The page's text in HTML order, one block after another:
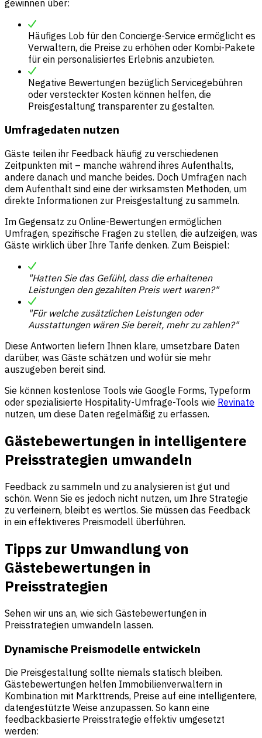
gewinnen über:
Häufiges Lob für den Concierge-Service ermöglicht es
Verwaltern, die Preise zu erhöhen oder Kombi-Pakete
für ein personalisiertes Erlebnis anzubieten.
Negative Bewertungen bezüglich Servicegebühren
oder versteckter Kosten können helfen, die
Preisgestaltung transparenter zu gestalten.
Umfragedaten nutzen
Gäste teilen ihr Feedback häufig zu verschiedenen
Zeitpunkten mit – manche während ihres Aufenthalts,
andere danach und manche beides. Doch Umfragen nach
dem Aufenthalt sind eine der wirksamsten Methoden, um
direkte Informationen zur Preisgestaltung zu sammeln.
Im Gegensatz zu Online-Bewertungen ermöglichen
Umfragen, spezifische Fragen zu stellen, die aufzeigen, was
Gäste wirklich über Ihre Tarife denken. Zum Beispiel:
"Hatten Sie das Gefühl, dass die erhaltenen
Leistungen den gezahlten Preis wert waren?"
"Für welche zusätzlichen Leistungen oder
Ausstattungen wären Sie bereit, mehr zu zahlen?"
Diese Antworten liefern Ihnen klare, umsetzbare Daten
darüber, was Gäste schätzen und wofür sie mehr
auszugeben bereit sind.
Sie können kostenlose Tools wie Google Forms, Typeform
oder spezialisierte Hospitality-Umfrage-Tools wie Revinate
nutzen, um diese Daten regelmäßig zu erfassen.
Gästebewertungen in intelligentere
Preisstrategien umwandeln
Feedback zu sammeln und zu analysieren ist gut und
schön. Wenn Sie es jedoch nicht nutzen, um Ihre Strategie
zu verfeinern, bleibt es wertlos. Sie müssen das Feedback
in ein effektiveres Preismodell überführen.
Tipps zur Umwandlung von
Gästebewertungen in
Preisstrategien
Sehen wir uns an, wie sich Gästebewertungen in
Preisstrategien umwandeln lassen.
Dynamische Preismodelle entwickeln
Die Preisgestaltung sollte niemals statisch bleiben.
Gästebewertungen helfen Immobilienverwaltern in
Kombination mit Markttrends, Preise auf eine intelligentere,
datengestützte Weise anzupassen. So kann eine
feedbackbasierte Preisstrategie effektiv umgesetzt
werden: